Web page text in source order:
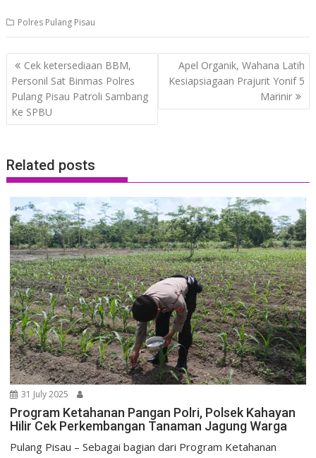
Polres Pulang Pisau
Post
navigation
Cek ketersediaan BBM,
Personil Sat Binmas Polres
Pulang Pisau Patroli Sambang
Ke SPBU
Apel Organik, Wahana Latih
Kesiapsiagaan Prajurit Yonif 5
Marinir
Related posts
31 July 2025
Program Ketahanan Pangan Polri, Polsek Kahayan
Hilir Cek Perkembangan Tanaman Jagung Warga
Pulang Pisau – Sebagai bagian dari Program Ketahanan